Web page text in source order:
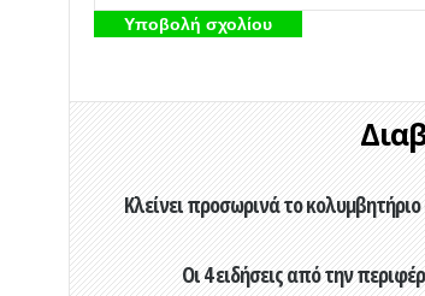
Κλείνει προσωρινά το
Οι 4 ειδήσεις από την